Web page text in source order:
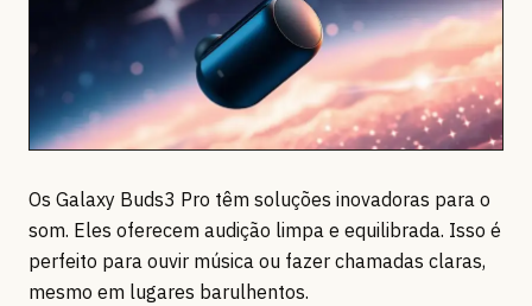
Os Galaxy Buds3 Pro têm soluções inovadoras para o
som. Eles oferecem audição limpa e equilibrada. Isso é
perfeito para ouvir música ou fazer chamadas claras,
mesmo em lugares barulhentos.